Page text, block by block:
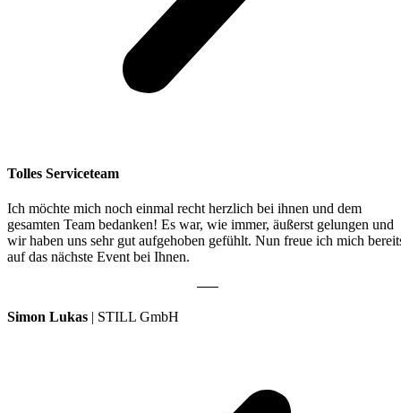
Tolles Serviceteam
Ich möchte mich noch einmal recht herzlich bei ihnen und dem
gesamten Team bedanken! Es war, wie immer, äußerst gelungen und
wir haben uns sehr gut aufgehoben gefühlt. Nun freue ich mich
auf das nächste Event bei Ihnen.
Simon Lukas | STILL GmbH